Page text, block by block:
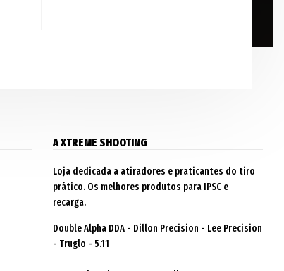
A XTREME SHOOTING
Loja dedicada a atiradores e praticantes do tiro
prático. Os melhores produtos para IPSC e
recarga.
Double Alpha DDA - Dillon Precision - Lee Precision
- Truglo - 5.11